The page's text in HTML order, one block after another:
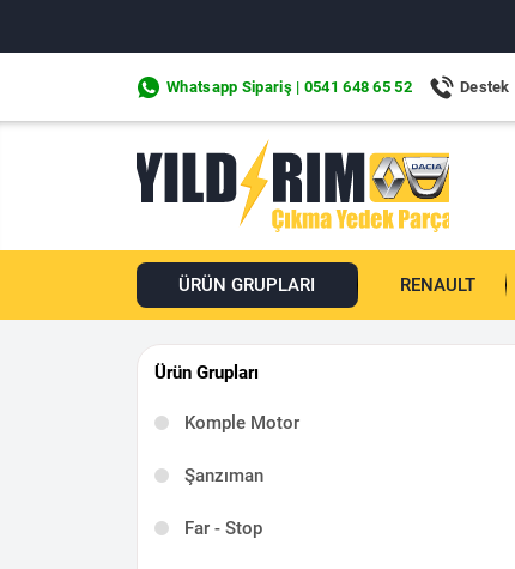
Whatsapp Sipariş | 0541 648 65 52 Destek
ÜRÜN GRUPLARI RENAULT
Ürün Grupları
Komple Motor
Şanzıman
Far - Stop